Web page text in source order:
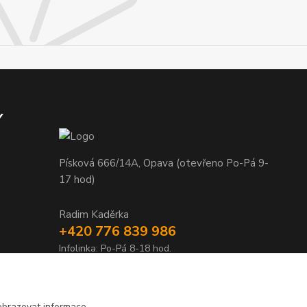
Písková 666/14A, Opava (otevřeno Po-Pá 9-
17 hod)
Radim Kaděrka
+420 776 839 986
Infolinka: Po-Pá 8-18 hod.